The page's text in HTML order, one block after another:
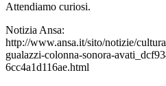
Attendiamo curiosi.
Notizia Ansa:
http://www.ansa.it/sito/notizie/
gualazzi-colonna-sonora-
6cc4a1d116ae.html